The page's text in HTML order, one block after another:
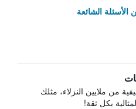
الشائعة
من ملايين النزلاء، مثلك
بكل ثقة!